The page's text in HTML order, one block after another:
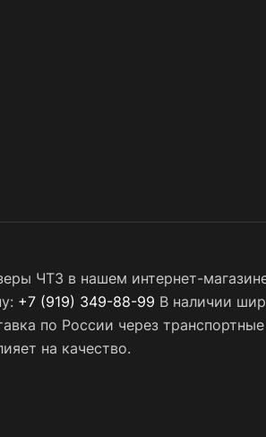
ЧТЗ в нашем интернет-
+7 (919) 349-88-99 В наличии
по России через
на качество.